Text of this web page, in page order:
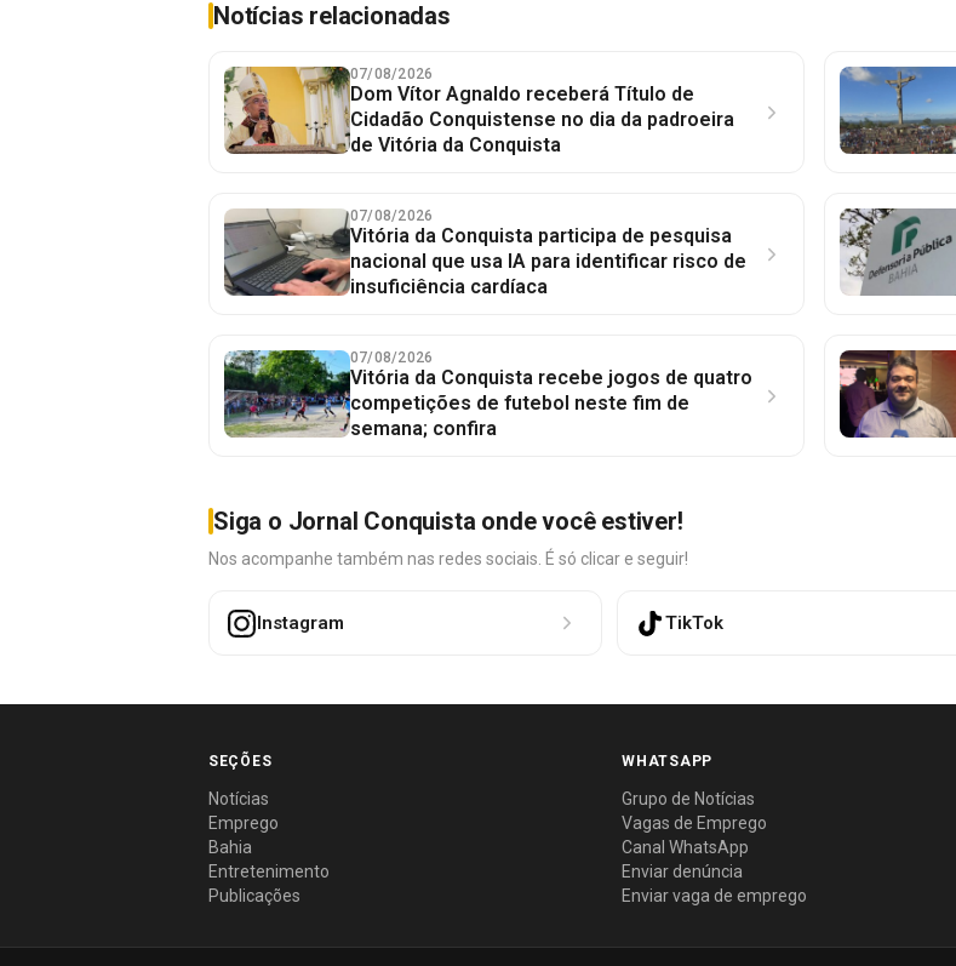
Notícias relacionadas
07/08/2026
Dom Vítor Agnaldo receberá Título de
Cidadão Conquistense no dia da padroeira
de Vitória da Conquista
07/08/2026
Vitória da Conquista participa de pesquisa
nacional que usa IA para identificar risco de
insuficiência cardíaca
07/08/2026
Vitória da Conquista recebe jogos de quatro
competições de futebol neste fim de
semana; confira
Siga o Jornal Conquista onde você estiver!
Nos acompanhe também nas redes sociais. É só clicar e seguir!
Instagram TikTok
SEÇÕES
Notícias
Emprego
Bahia
Entretenimento
Publicações
WHATSAPP
Grupo de Notícias
Vagas de Emprego
Canal WhatsApp
Enviar denúncia
Enviar vaga de emprego